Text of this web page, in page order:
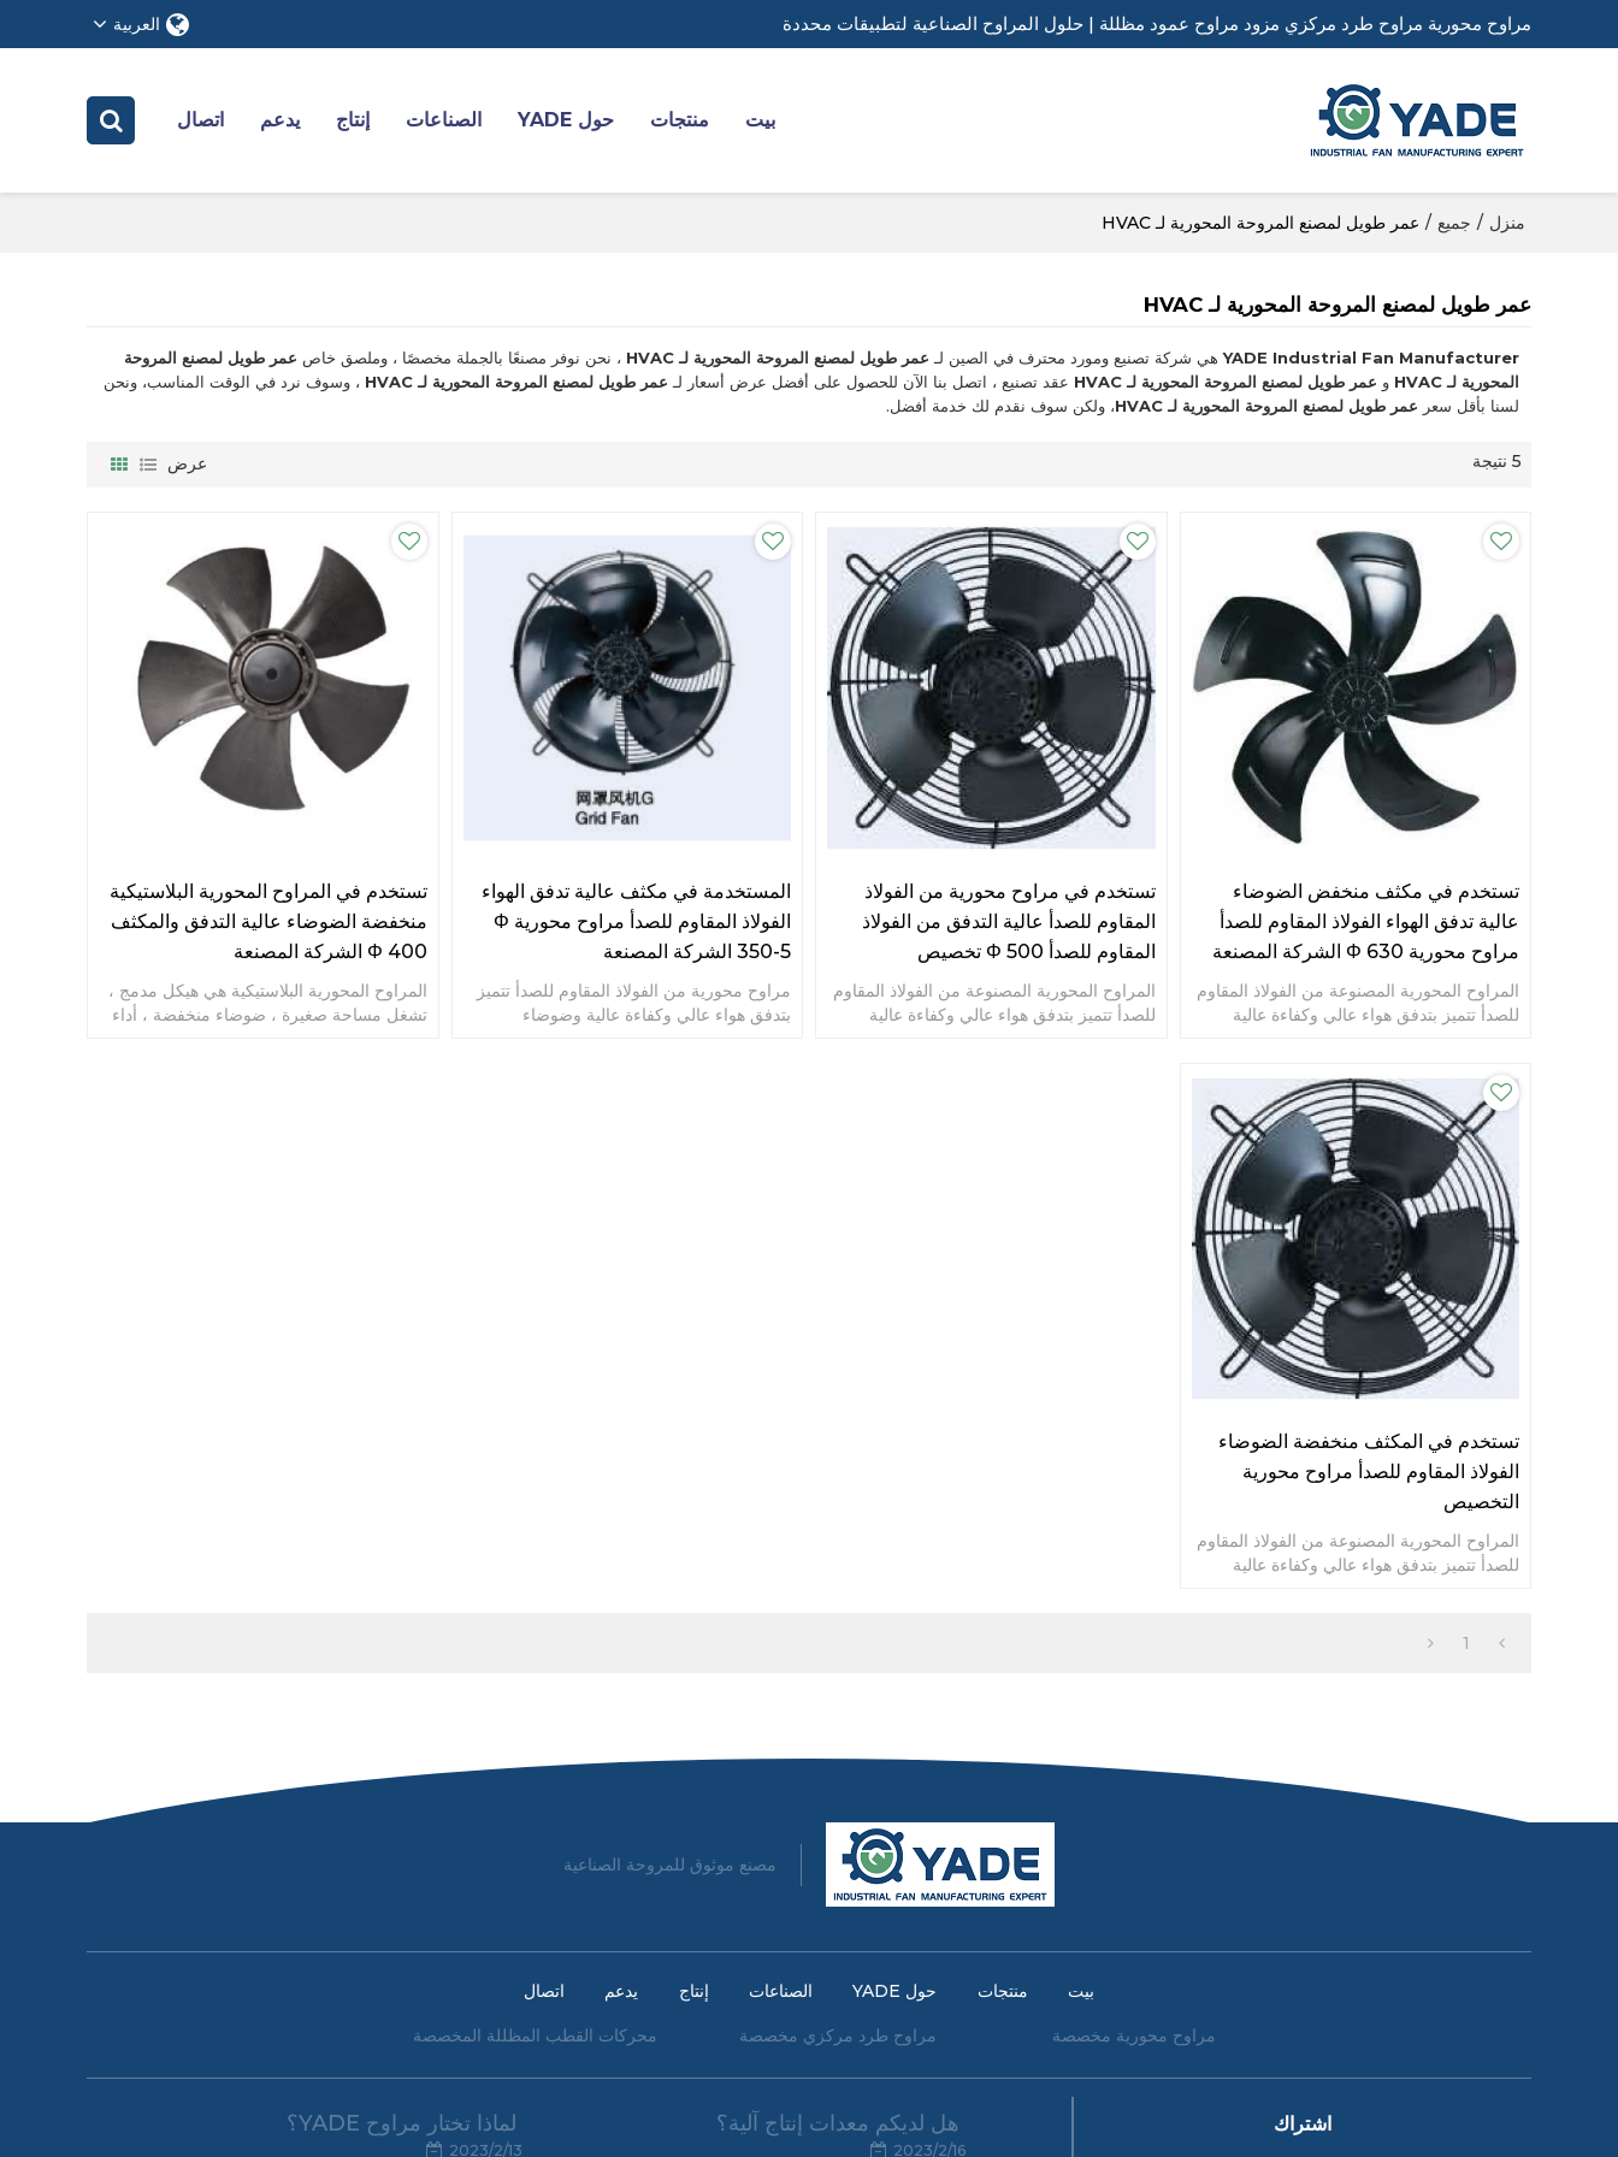
مراوح محورية مراوح طرد مركزي مزود مراوح عمود مظللة | حلول المراوح الصناعية لتطبيقات محددة العربية
بيت منتجات حول YADE الصناعات إنتاج يدعم اتصال
منزل / جميع / عمر طويل لمصنع المروحة المحورية لـ HVAC
عمر طويل لمصنع المروحة المحورية لـ HVAC
YADE Industrial Fan Manufacturerهي شركة تصنيع ومورد محترف في الصين لـ عمر طويل لمصنع المروحة المحورية لـ HVAC ، نحن نوفر مصنعًا بالجملة مخصصًا ، وملصق خاص عمر طويل لمصنع المروحة
المحورية لـ HVAC
و عمر طويل لمصنع المروحة المحورية لـ HVAC عقد تصنيع ، اتصل بنا الآن للحصول على أفضل عرض أسعار لـ عمر طويل لمصنع المروحة المحورية لـ HVAC
، وسوف نرد في الوقت المناسب، ونحن
لسنا بأقل سعر عمر طويل لمصنع المروحة المحورية لـ HVAC ، ولكن سوف نقدم لك خدمة أفضل.
5 نتيجة عرض
تستخدم في مكثف منخفض الضوضاء
عالية تدفق الهواء الفولاذ المقاوم للصدأ
مراوح محورية Φ 630 الشركة المصنعة
المراوح المحورية المصنوعة من الفولاذ المقاوم
للصدأ تتميز بتدفق هواء عالي وكفاءة عالية
تستخدم في مراوح محورية من الفولاذ
المقاوم للصدأ عالية التدفق من الفولاذ
المقاوم للصدأ Φ 500 تخصيص
المراوح المحورية المصنوعة من الفولاذ المقاوم
للصدأ تتميز بتدفق هواء عالي وكفاءة عالية
المستخدمة في مكثف عالية تدفق الهواء
الفولاذ المقاوم للصدأ مراوح محورية Φ
350-5 الشركة المصنعة
مراوح محورية من الفولاذ المقاوم للصدأ تتميز
بتدفق هواء عالي وكفاءة عالية وضوضاء
تستخدم في المراوح المحورية البلاستيكية
منخفضة الضوضاء عالية التدفق والمكثف
Φ 400 الشركة المصنعة
المراوح المحورية البلاستيكية هي هيكل مدمج ،
تشغل مساحة صغيرة ، ضوضاء منخفضة ، أداء
تستخدم في المكثف منخفضة الضوضاء
الفولاذ المقاوم للصدأ مراوح محورية
التخصيص
المراوح المحورية المصنوعة من الفولاذ المقاوم
للصدأ تتميز بتدفق هواء عالي وكفاءة عالية
1
مصنع موثوق للمروحة الصناعية
بيت منتجات حول YADE الصناعات إنتاج يدعم اتصال
مراوح محورية مخصصة مراوح طرد مركزي مخصصة محركات القطب المظللة المخصصة
هل لديكم معدات إنتاج آلية؟
2023/2/16
لماذا تختار مراوح YADE؟
2023/2/13
اشتراك